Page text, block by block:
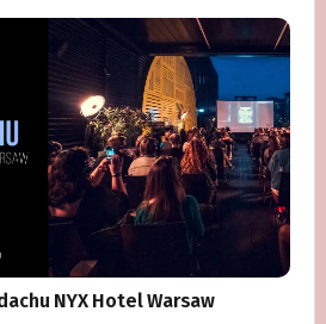
NYX Hotel Warsaw